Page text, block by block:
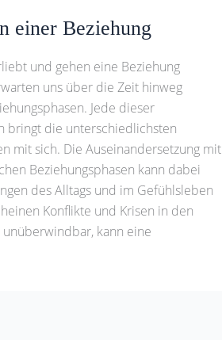
einer Beziehung
und gehen eine Beziehung
uns über die Zeit hinweg
Jede dieser
bringt die unterschiedlichsten
mit sich. Die Auseinandersetzung mit
Beziehungsphasen kann dabei
des Alltags und im Gefühlsleben
Konflikte und Krisen in den
unüberwindbar, kann eine